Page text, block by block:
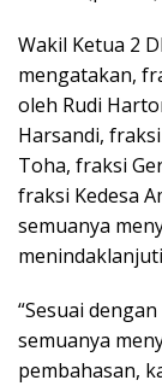
Wakil Ketua 2
mengatakan,
oleh Rudi
Harsandi,
Toha, fraksi
fraksi Kedesa
semuanya
“Sesuai
semuanya
pembahasan,